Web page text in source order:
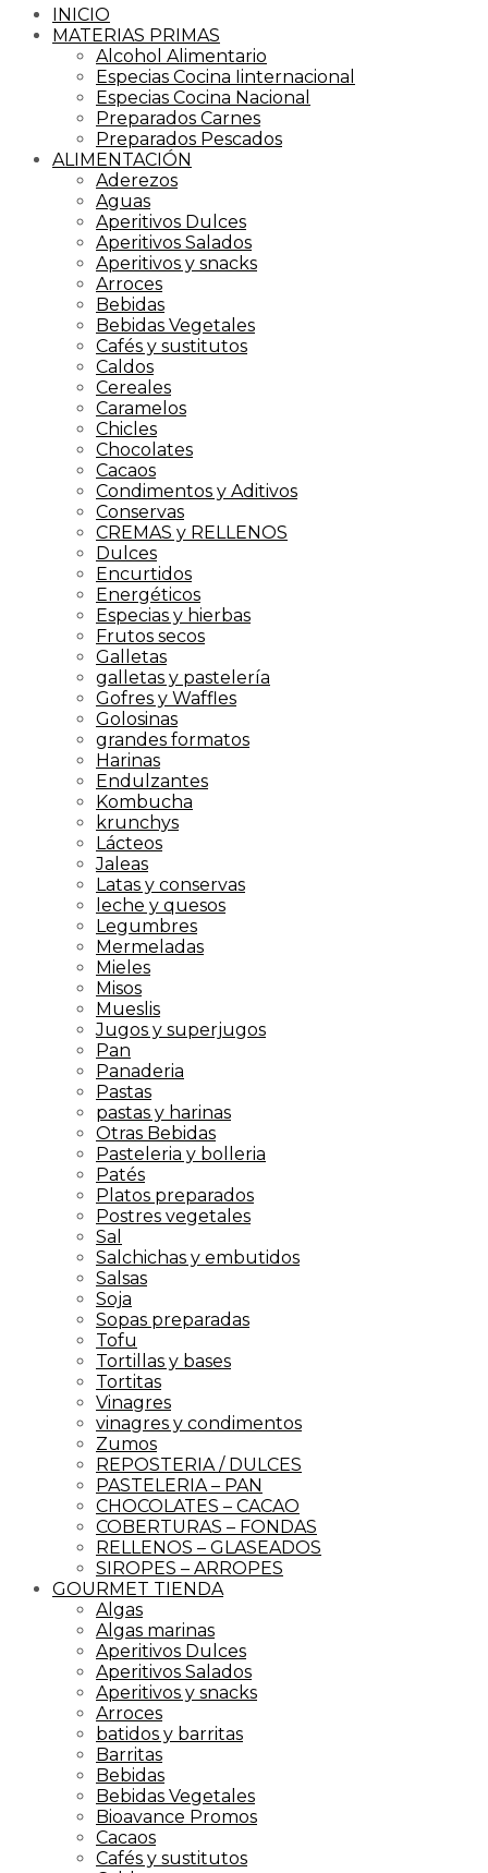
INICIO
MATERIAS PRIMAS
Alcohol Alimentario
Especias Cocina Iinternacional
Especias Cocina Nacional
Preparados Carnes
Preparados Pescados
ALIMENTACIÓN
Aderezos
Aguas
Aperitivos Dulces
Aperitivos Salados
Aperitivos y snacks
Arroces
Bebidas
Bebidas Vegetales
Cafés y sustitutos
Caldos
Cereales
Caramelos
Chicles
Chocolates
Cacaos
Condimentos y Aditivos
Conservas
CREMAS y RELLENOS
Dulces
Encurtidos
Energéticos
Especias y hierbas
Frutos secos
Galletas
galletas y pastelería
Gofres y Waffles
Golosinas
grandes formatos
Harinas
Endulzantes
Kombucha
krunchys
Lácteos
Jaleas
Latas y conservas
leche y quesos
Legumbres
Mermeladas
Mieles
Misos
Mueslis
Jugos y superjugos
Pan
Panaderia
Pastas
pastas y harinas
Otras Bebidas
Pasteleria y bolleria
Patés
Platos preparados
Postres vegetales
Sal
Salchichas y embutidos
Salsas
Soja
Sopas preparadas
Tofu
Tortillas y bases
Tortitas
Vinagres
vinagres y condimentos
Zumos
REPOSTERIA / DULCES
PASTELERIA – PAN
CHOCOLATES – CACAO
COBERTURAS – FONDAS
RELLENOS – GLASEADOS
SIROPES – ARROPES
GOURMET TIENDA
Algas
Algas marinas
Aperitivos Dulces
Aperitivos Salados
Aperitivos y snacks
Arroces
batidos y barritas
Barritas
Bebidas
Bebidas Vegetales
Bioavance Promos
Cacaos
Cafés y sustitutos